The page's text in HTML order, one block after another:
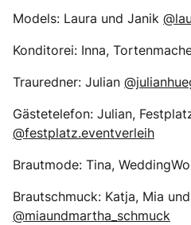
Models: Laura und Janik
Konditorei: Inna,
Trauredner: Julian
Gästetelefon: Julian,
@festplatz.eventverleih
Brautmode: Tina,
Brautschmuck: Katja, Mia
@miaundmartha_schmuck